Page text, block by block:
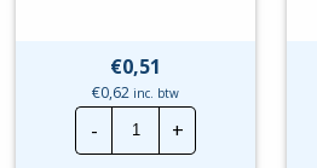
€0,51
€0,62 inc. btw
-
Cimco
perskabelschoen
|
+